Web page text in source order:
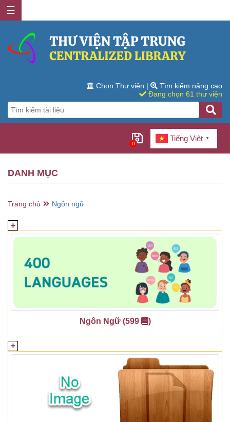
☰
Chọn Thư viện |
Tìm kiếm nâng cao
Đang chọn 61 thư viện
0
Tiếng Việt ▼
DANH MỤC
Trang chủ Ngôn ngữ
Ngôn Ngữ (599 )